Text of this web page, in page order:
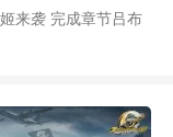
来袭 完成章节吕布